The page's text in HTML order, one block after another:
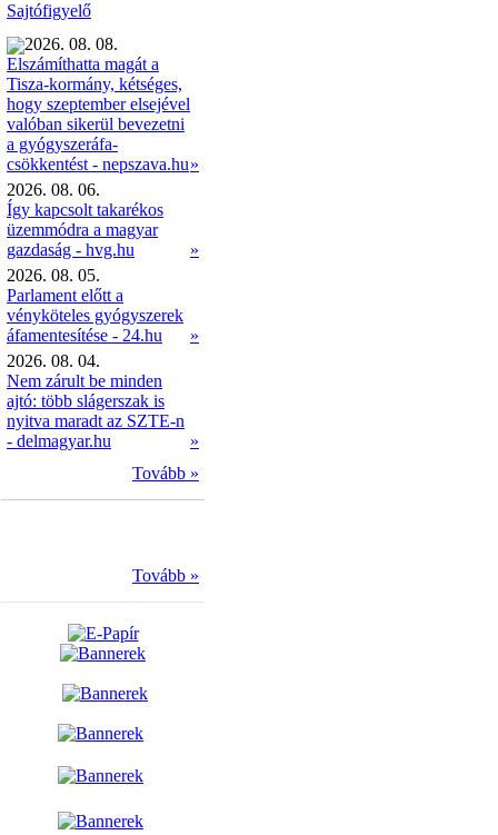
Sajtófigyelő
2026. 08. 08.
Elszámíthatta magát a
Tisza-kormány, kétséges,
hogy szeptember elsejével
valóban sikerül bevezetni
a gyógyszeráfa-
csökkentést - nepszava.hu»
2026. 08. 06.
Így kapcsolt takarékos
üzemmódra a magyar
gazdaság - hvg.hu
»
2026. 08. 05.
Parlament előtt a
vényköteles gyógyszerek
áfamentesítése - 24.hu
»
2026. 08. 04.
Nem zárult be minden
ajtó: több slágerszak is
nyitva maradt az SZTE-n
- delmagyar.hu
»
Tovább »
Tovább »